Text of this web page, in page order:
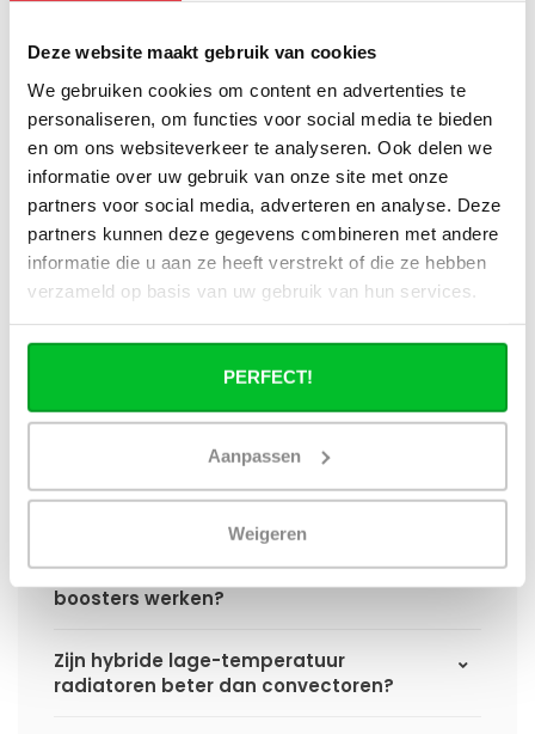
Deze website maakt gebruik van cookies
We gebruiken cookies om content en advertenties te
personaliseren, om functies voor social media te bieden
en om ons websiteverkeer te analyseren. Ook delen we
informatie over uw gebruik van onze site met onze
partners voor social media, adverteren en analyse. Deze
partners kunnen deze gegevens combineren met andere
informatie die u aan ze heeft verstrekt of die ze hebben
verzameld op basis van uw gebruik van hun services.
PERFECT!
Aanpassen
Weigeren
Wat is het effect van hybride
verwarming op comfort en
luchtbeleving?
Wat is de functie van het waterreservoir
in type 22 hybride paneelradiatoren?
Wat is het verschil tussen een lage
temperatuur radiator en een hybride
Zijn hybride lage-temperatuur
warmtepompen?
Verbruiken de warmteboosters veel
Kan een hybride radiator ook zonder
boosters werken?
Zijn hybride lage-temperatuur
radiatoren beter dan convectoren?